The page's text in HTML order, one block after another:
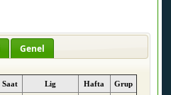
Genel
Saat Lig Hafta Grup